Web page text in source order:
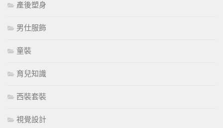
產後塑身
男仕服飾
童裝
育兒知識
西裝套裝
視覺設計